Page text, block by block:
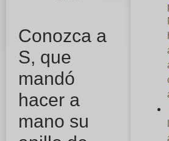
Conozca a
S, que
mandó
hacer a
mano su